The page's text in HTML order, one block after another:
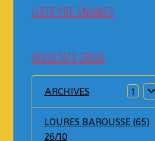
LISTE PRE ENGAGES
RESULTATS CROSS
ARCHIVES 1
LOURES BAROUSSE (65)
26/10